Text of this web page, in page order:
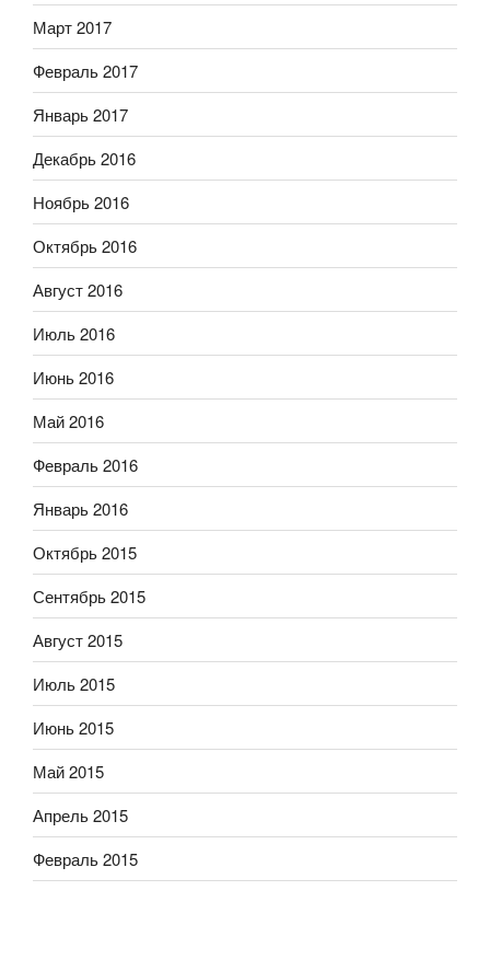
Март 2017
Февраль 2017
Январь 2017
Декабрь 2016
Ноябрь 2016
Октябрь 2016
Август 2016
Июль 2016
Июнь 2016
Май 2016
Февраль 2016
Январь 2016
Октябрь 2015
Сентябрь 2015
Август 2015
Июль 2015
Июнь 2015
Май 2015
Апрель 2015
Февраль 2015